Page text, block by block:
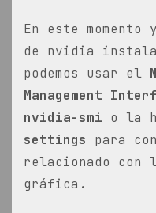
En este
de nvidia
podemos usar el
Management
nvidia-smi o la
settings para
relacionado con
gráfica.